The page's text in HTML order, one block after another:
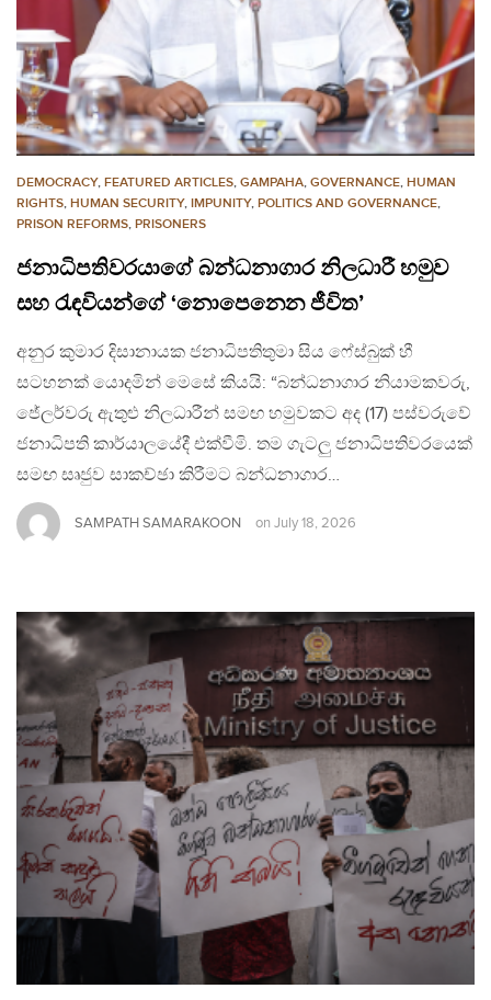
DEMOCRACY, FEATURED ARTICLES, GAMPAHA, GOVERNANCE, HUMAN
RIGHTS, HUMAN SECURITY, IMPUNITY, POLITICS AND GOVERNANCE,
PRISON REFORMS, PRISONERS
ජනාධිපතිවරයාගේ බන්ධනාගාර නිලධාරී හමුව
සහ රැඳවියන්ගේ ‘නොපෙනෙන ජීවිත’
අනුර කුමාර දිසානායක ජනාධිපතිතුමා සිය ෆේස්බුක් හී
සටහනක් යොදමින් මෙසේ කියයි: “බන්ධනාගාර නියාමකවරු,
ජේලර්වරු ඇතුළු නිලධාරීන් සමඟ හමුවකට අද (17) පස්වරුවේ
ජනාධිපති කාර්යාලයේදී එක්වීමි. තම ගැටලු ජනාධිපතිවරයෙක්
සමඟ සෘජුව සාකච්ඡා කිරීමට බන්ධනාගාර…
SAMPATH SAMARAKOON on July 18, 2026